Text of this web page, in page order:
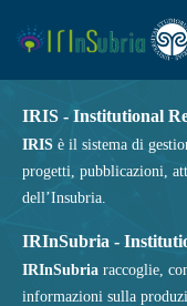
IRIS - Institutional
IRIS è il sistema di
progetti, pubblicazioni,
dell’Insubria.
IRInSubria -
IRInSubria raccoglie,
informazioni sulla